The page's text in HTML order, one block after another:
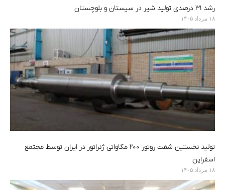
رشد ۳۱ درصدی تولید شیر در سیستان و بلوچستان
۱۸ مرداد ۱۴۰۵
تولید نخستین شفت روتور ۲۰۰ مگاواتی ژنراتور در ایران توسط مجتمع
اسفراین
۱۸ مرداد ۱۴۰۵